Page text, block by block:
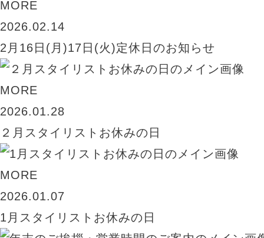
MORE
2026.02.14
2月16日(月)17日(火)定休日のお知らせ
MORE
2026.01.28
２月スタイリストお休みの日
MORE
2026.01.07
1月スタイリストお休みの日